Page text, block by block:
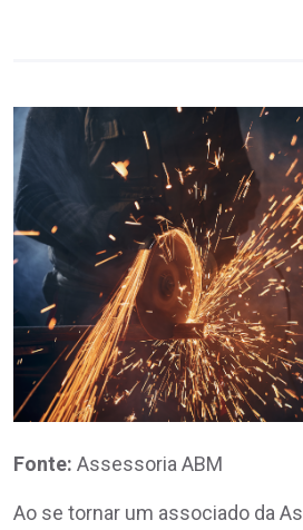
Fonte: Assessoria ABM
Ao se tornar um associado da